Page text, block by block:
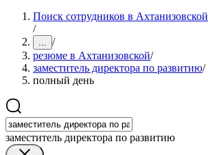
Поиск сотрудников в Ахтанизовской
/
... /
резюме в Ахтанизовской/
заместитель директора по развитию/
полный день
заместитель директора по развитию